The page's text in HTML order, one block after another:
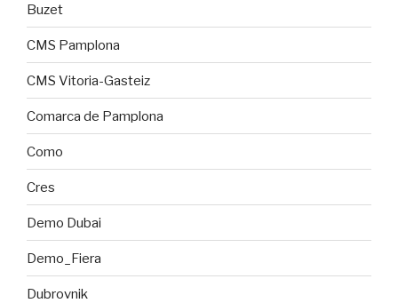
Buzet
CMS Pamplona
CMS Vitoria-Gasteiz
Comarca de Pamplona
Como
Cres
Demo Dubai
Demo_Fiera
Dubrovnik